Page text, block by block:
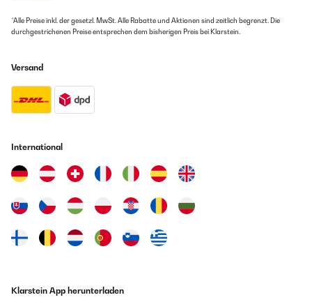
*Alle Preise inkl. der gesetzl. MwSt. Alle Rabatte und Aktionen sind zeitlich begrenzt. Die
durchgestrichenen Preise entsprechen dem bisherigen Preis bei Klarstein.
Versand
International
Klarstein App herunterladen